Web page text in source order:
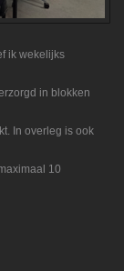
ik wekelijks
in blokken
In overleg is ook
10